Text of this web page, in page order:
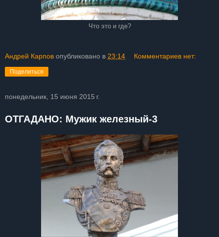
Что это и где?
Андрей Карпов опубликовано в 23:14 Комментариев нет:
Поделиться
понедельник, 15 июня 2015 г.
ОТГАДАНО: Мужик железный-3